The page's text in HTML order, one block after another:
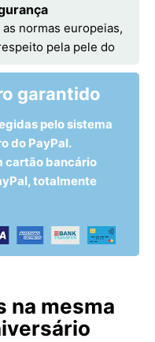
normas europeias,
pela pele do
garantido
pelo sistema
do PayPal.
cartão bancário
totalmente
na mesma